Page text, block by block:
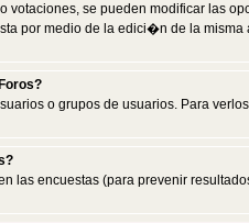
votaciones, se pueden modificar las
por medio de la edici�n de la misma
o grupos de usuarios. Para
las encuestas (para prevenir